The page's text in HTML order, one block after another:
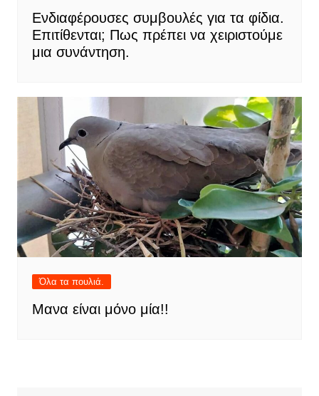
Ενδιαφέρουσες συμβουλές για τα φίδια.
Επιτίθενται; Πως πρέπει να χειριστούμε
μια συνάντηση.
Όλα τα πουλιά.
Μανα είναι μόνο μία!!